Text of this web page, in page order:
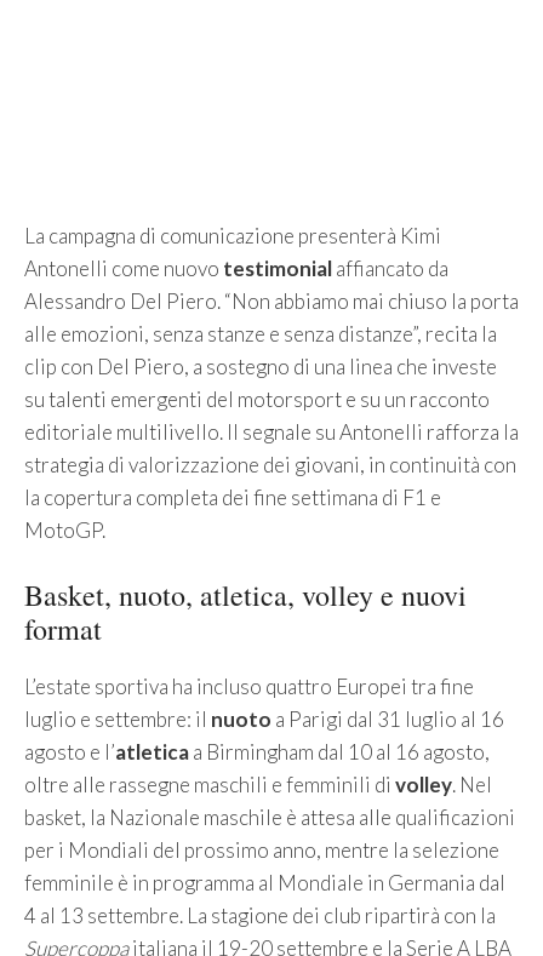
La campagna di comunicazione presenterà Kimi
Antonelli come nuovo testimonialaffiancato da
Alessandro Del Piero. “Non abbiamo mai chiuso la porta
alle emozioni, senza stanze e senza distanze”, recita la
clip con Del Piero, a sostegno di una linea che investe
su talenti emergenti del motorsport e su un racconto
editoriale multilivello. Il segnale su Antonelli rafforza la
strategia di valorizzazione dei giovani, in continuità con
la copertura completa dei fine settimana di F1 e
MotoGP.
Basket, nuoto, atletica, volley e nuovi
format
L’estate sportiva ha incluso quattro Europei tra fine
luglio e settembre: il nuoto a Parigi dal 31 luglio al 16
agosto e l’atleticaa Birmingham dal 10 al 16 agosto,
oltre alle rassegne maschili e femminili di volley. Nel
basket, la Nazionale maschile è attesa alle qualificazioni
per i Mondiali del prossimo anno, mentre la selezione
femminile è in programma al Mondiale in Germania dal
4 al 13 settembre. La stagione dei club ripartirà con la
Supercoppaitaliana il 19-20 settembre e la Serie A LBA